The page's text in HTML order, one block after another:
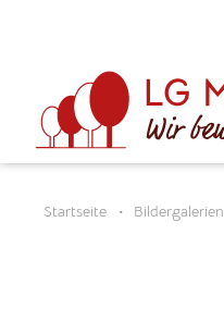
Startseite Bildergalerien